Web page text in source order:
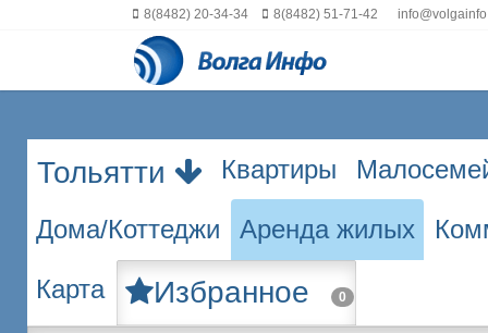
8(8482) 20-34-34 8(8482) 51-71-42
Тольятти Квартиры
Дома/Коттеджи Аренда жилых
Карта Избранное 0